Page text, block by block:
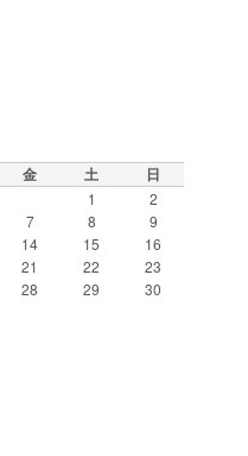
金 土 日
1
2
7 8
9
14 15
16
21 22
23
28 29
30